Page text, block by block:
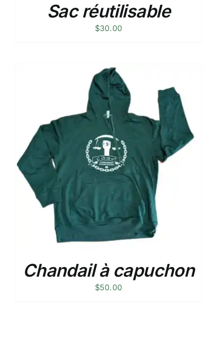
Sac réutilisable
$30.00
Chandail à capuchon
$50.00